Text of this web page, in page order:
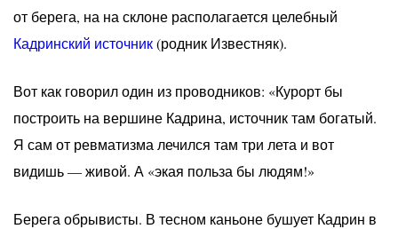
от берега, на на склоне располагается целебный
Кадринский источник(родник Известняк).
Вот как говорил один из проводников: «Курорт бы
построить на вершине Кадрина, источник там богатый.
Я сам от ревматизма лечился там три лета и вот
видишь — живой. А «экая польза бы людям!»
Берега обрывисты. В тесном каньоне бушует Кадрин в